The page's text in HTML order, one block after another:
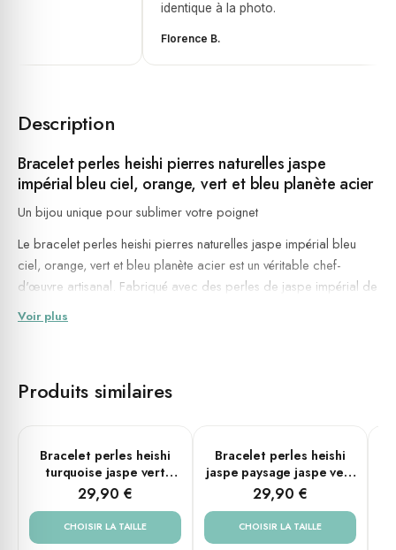
identique à la photo.
Florence B.
Description
Bracelet perles heishi pierres naturelles jaspe
impérial bleu ciel, orange, vert et bleu planète acier
Un bijou unique pour sublimer votre poignet
Le bracelet perles heishi pierres naturelles jaspe impérial bleu
ciel, orange, vert et bleu planète acier est un véritable chef-
d'œuvre artisanal. Fabriqué avec des perles de jaspe impérial de
différentes couleurs, ce bracelet apportera une touche de
couleur et d'élégance à votre tenue. Les perles heishi, de forme
apporte une harmonie visuelle qui ne manquera pas de captiver
Un accessoire polyvalent pour toutes les occasions
Ce bracelet en pierres naturelles convient aussi bien aux femmes
qu'aux hommes. Son design intemporel en fait un accessoire
polyvalent qui se marie parfaitement avec toutes les tenues. Que
ce soit pour une soirée élégante, une journée décontractée ou
Voir plus
Produits similaires
PLUSIEURS TAILLES
Bracelet perles heishi
turquoise jaspe vert
coconut
29,90 €
CHOISIR LA TAILLE
PLUSIEURS TAILLES
Bracelet perles heishi
jaspe paysage jaspe vert
jaune
29,90 €
CHOISIR LA TAILLE